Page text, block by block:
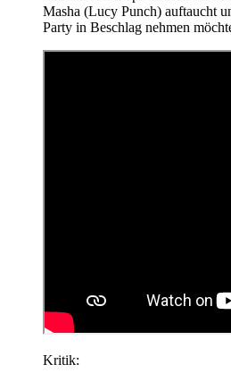
Masha (Lucy Punch) auftaucht
Party in Beschlag nehmen
Kritik: